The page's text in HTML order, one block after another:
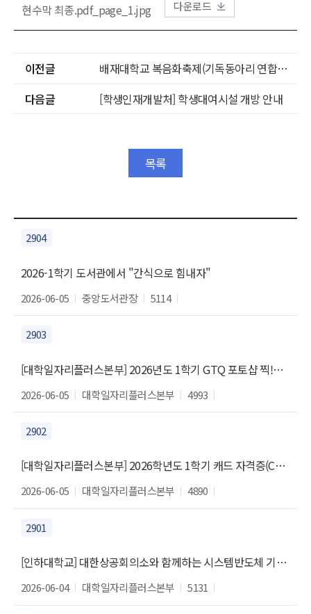
현수막 최종.pdf_page_1.jpg 다운로드
이전글
배재대학교 복음화축제(기독동아리 연합예배)
다음글
[학생인재개발처] 학생대여시설 개방 안내
목록
2904
2026-1학기 도서관에서 "간식으로 힘내자"
2026-06-05 중앙도서관장 5114
2903
[대학일자리플러스본부] 2026년도 1학기 GTQ 포토샵 찍!먹! 자격증 과정 모집 안내
2026-06-05 대학일자리플러스본부 4993
2902
[대학일자리플러스본부] 2026학년도 1학기 캐드 자격증(CAD 실무능력평가 2급) 과정 참여자 모집
2026-06-05 대학일자리플러스본부 4890
2901
[인하대학교] 대한상공회의소와 함께하는 시스템반도체 기반 AI 컴퓨팅 실무 교육 (~6.10)
2026-06-04 대학일자리플러스본부 5131